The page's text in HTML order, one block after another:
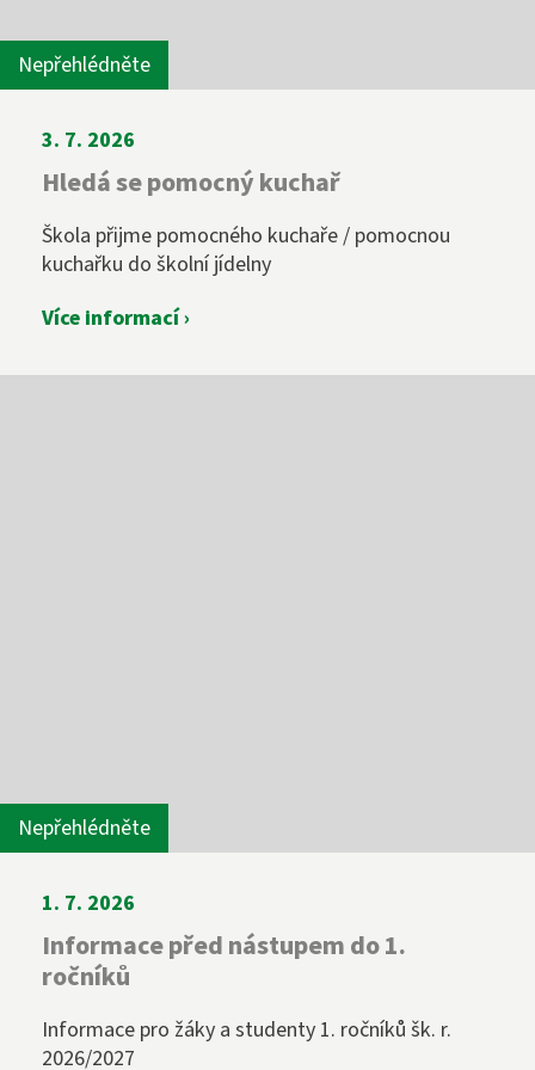
Nepřehlédněte
3. 7. 2026
Hledá se pomocný kuchař
Škola přijme pomocného kuchaře / pomocnou
kuchařku do školní jídelny
Více informací ›
Nepřehlédněte
1. 7. 2026
Informace před nástupem do 1.
ročníků
Informace pro žáky a studenty 1. ročníků šk. r.
2026/2027